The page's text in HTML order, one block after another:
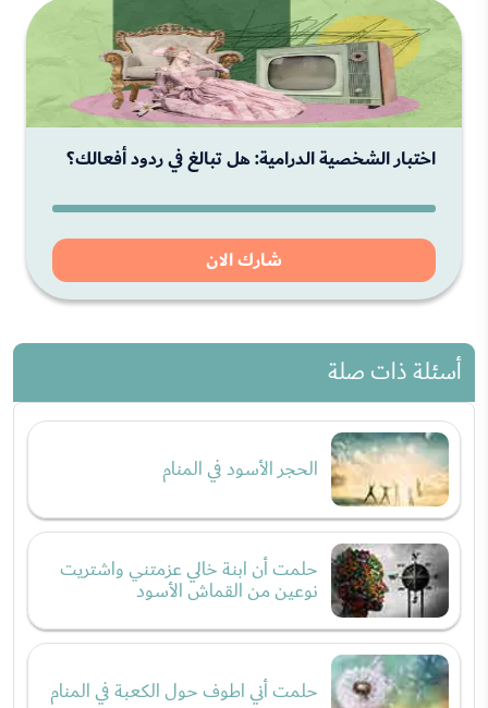
اختبار الشخصية الدرامية: هل تبالغ في ردود أفعالك؟
شارك الان
أسئلة ذات صلة
الحجر الأسود في المنام
حلمت أن ابنة خالي عزمتني واشتريت
نوعين من القماش الأسود
حلمت أني اطوف حول الكعبة في المنام